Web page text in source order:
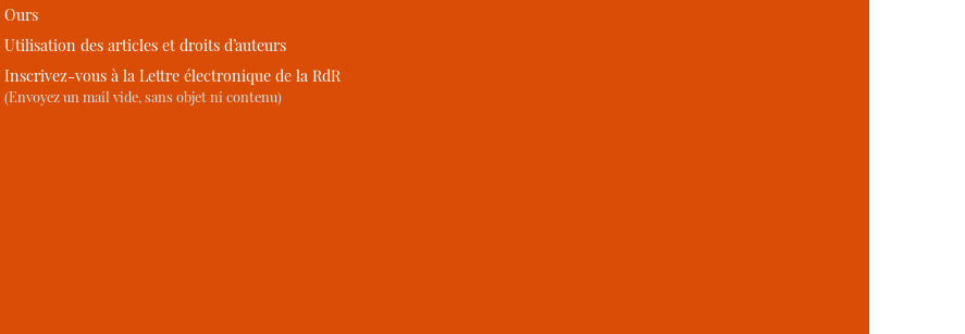
Ours
Utilisation des articles et droits d’auteurs
Inscrivez-vous à la Lettre électronique de la RdR
(Envoyez un mail vide, sans objet ni contenu)